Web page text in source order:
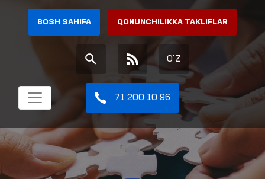
BOSH SAHIFA QONUNCHILIKKA TAKLIFLAR
O'Z
71 200 10 96